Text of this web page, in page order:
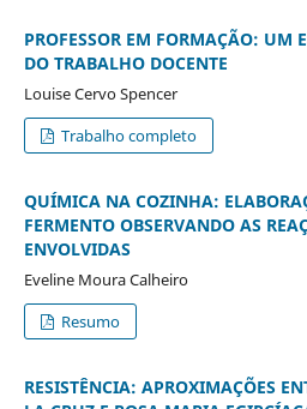
PROFESSOR EM FORMAÇÃO: UM
DO TRABALHO DOCENTE
Louise Cervo Spencer
Trabalho completo
QUÍMICA NA COZINHA:
FERMENTO OBSERVANDO AS
ENVOLVIDAS
Eveline Moura Calheiro
Resumo
RESISTÊNCIA: APROXIMAÇÕES